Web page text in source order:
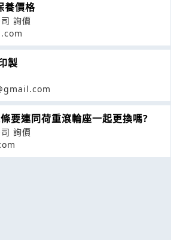
養價格
詢價
製
要連同荷重滾輪座一起更換嗎?
詢價